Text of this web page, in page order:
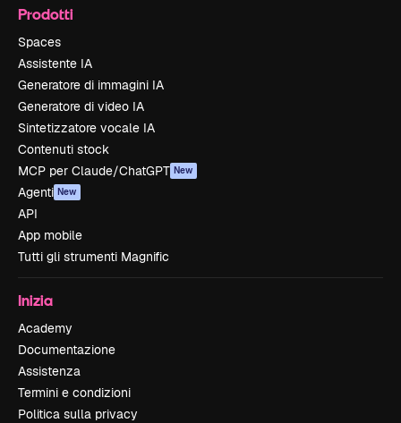
Prodotti
Spaces
Assistente IA
Generatore di immagini IA
Generatore di video IA
Sintetizzatore vocale IA
Contenuti stock
MCP per Claude/ChatGPT New
Agenti New
API
App mobile
Tutti gli strumenti Magnific
Inizia
Academy
Documentazione
Assistenza
Termini e condizioni
Politica sulla privacy